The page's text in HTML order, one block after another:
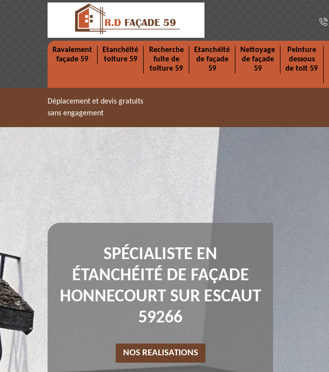
Ravalement
façade 59
Etanchéité
toiture 59
Recherche
fuite de
toiture 59
Etanchéité
de façade
59
Nettoyage
de façade
59
Peinture
dessous
de toit 59
Déplacement et devis gratuits
sans engagement
SPÉCIALISTE EN
ÉTANCHÉITÉ DE FAÇADE
HONNECOURT SUR ESCAUT
59266
NOS REALISATIONS